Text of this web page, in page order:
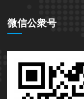
微信公衆号